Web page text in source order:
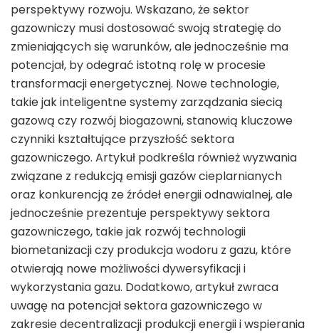
perspektywy rozwoju. Wskazano, że sektor
gazowniczy musi dostosować swoją strategię do
zmieniających się warunków, ale jednocześnie ma
potencjał, by odegrać istotną rolę w procesie
transformacji energetycznej. Nowe technologie,
takie jak inteligentne systemy zarządzania siecią
gazową czy rozwój biogazowni, stanowią kluczowe
czynniki kształtujące przyszłość sektora
gazowniczego. Artykuł podkreśla również wyzwania
związane z redukcją emisji gazów cieplarnianych
oraz konkurencją ze źródeł energii odnawialnej, ale
jednocześnie prezentuje perspektywy sektora
gazowniczego, takie jak rozwój technologii
biometanizacji czy produkcja wodoru z gazu, które
otwierają nowe możliwości dywersyfikacji i
wykorzystania gazu. Dodatkowo, artykuł zwraca
uwagę na potencjał sektora gazowniczego w
zakresie decentralizacji produkcji energii i wspierania